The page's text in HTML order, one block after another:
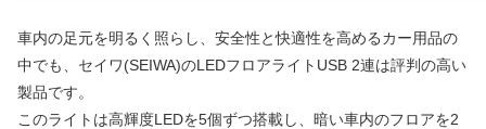
車内の足元を明るく照らし、安全性と快適性を高めるカー用品の
中でも、セイワ(SEIWA)のLEDフロアライトUSB 2連は評判の高い
製品です。
このライトは高輝度LEDを5個ずつ搭載し、暗い車内のフロアを2